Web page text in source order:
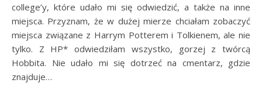
college’y, które udało mi się odwiedzić, a także na inne
miejsca. Przyznam, że w dużej mierze chciałam zobaczyć
miejsca związane z Harrym Potterem i Tolkienem, ale nie
tylko. Z HP* odwiedziłam wszystko, gorzej z twórcą
Hobbita. Nie udało mi się dotrzeć na cmentarz, gdzie
znajduje…